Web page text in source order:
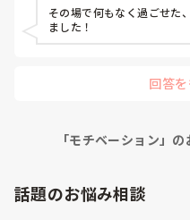
｢はい、スキャン致しますね｣
息が止まった。
あ…やばい…怖い…早く帰っ
合診療科, 救急科, 超急性
ス, 外来, 神経内科, 脳神
期, 回復期, 終末期, オペ室
その場で何もなく過ごせた
ました！
回答
「モチベーション」
話題のお悩み相談